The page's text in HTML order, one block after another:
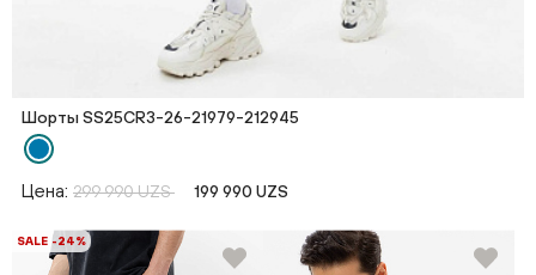
Шорты SS25CR3-26-21979-212945
Цена: 299 990 UZS 199 990 UZS
SALE -24%